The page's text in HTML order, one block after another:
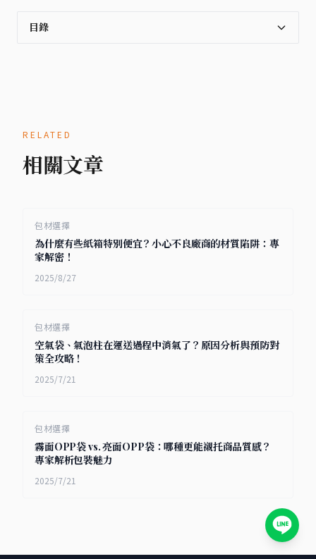
目錄
RELATED
相關文章
包材選擇
為什麼有些紙箱特別便宜？小心不良廠商的材質陷阱：專
家解密！
2025/8/27
包材選擇
空氣袋、氣泡柱在運送過程中消氣了？原因分析與預防對
策全攻略！
2025/7/21
包材選擇
霧面OPP袋 vs. 亮面OPP袋：哪種更能襯托商品質感？
專家解析包裝魅力
2025/7/21